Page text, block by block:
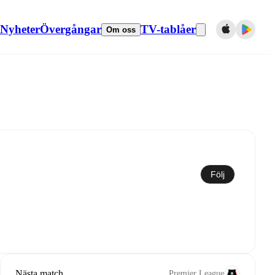
NyheterÖvergångar Om oss TV-tablåer
Följ